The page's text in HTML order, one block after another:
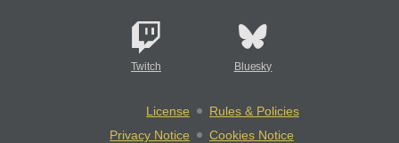
Twitch Bluesky
License
Rules & Policies
Privacy Notice
Cookies Notice